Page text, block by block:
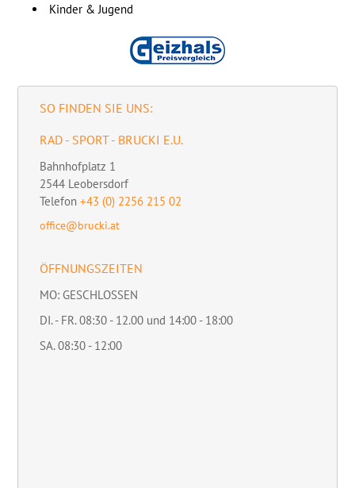
Kinder & Jugend
SO FINDEN SIE UNS:
RAD - SPORT - BRUCKI E.U.
Bahnhofplatz 1
2544 Leobersdorf
Telefon +43 (0) 2256 215 02
office@brucki.at
ÖFFNUNGSZEITEN
MO: GESCHLOSSEN
DI. - FR. 08:30 - 12.00 und 14:00 - 18:00
SA. 08:30 - 12:00